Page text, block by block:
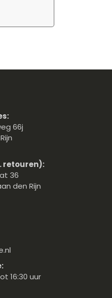
66j
retouren):
36
den Rijn
16:30 uur